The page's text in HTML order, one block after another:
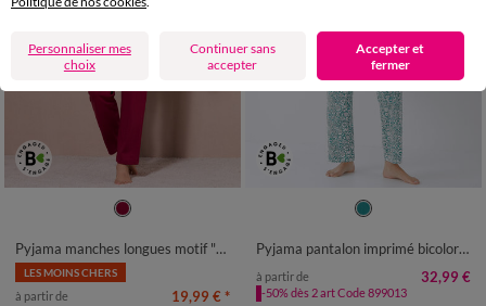
38/40 42/44
Pyjama manches longues motif "koala"
LES MOINS CHERS
à partir de 19,99 € *
38/40 42/44
Pyjama pantalon imprimé bicolore Montego
à partir de 32,99 €
-50% dès 2 art Code 899013
Personnaliser mes
choix
Continuer sans
accepter
Accepter et
fermer